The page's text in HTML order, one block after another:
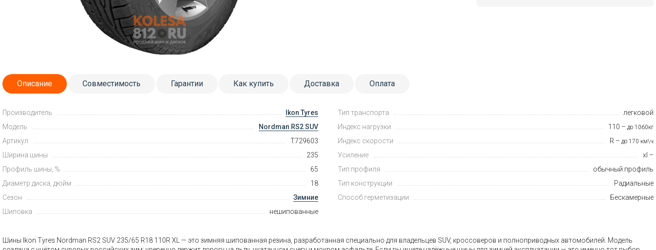
Описание Совместимость Гарантии Как купить Доставка Оплата
Производитель
Ikon Tyres
Модель
Nordman RS2 SUV
Артикул
T729603
Ширина шины
235
Профиль шины, %
65
Диаметр диска, дюйм
18
Сезон
Зимние
Шиповка
нешипованные
Тип транспорта
легковой
Индекс нагрузки
110 – до 1060кг
Индекс скорости R – до 170 км\ч
Усиление
xl –
Тип профиля
обычный профиль
Тип конструкции
Радиальные
Способ герметизации
Бескамерные
Шины Ikon Tyres Nordman RS2 SUV 235/65 R18 110R XL — это зимняя шипованная резина, разработанная специально для владельцев SUV, кроссоверов и полноприводных автомобилей. Модель